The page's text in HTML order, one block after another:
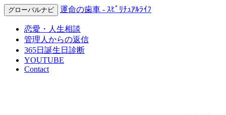
グローバルナビ 運命の歯車 - ｽﾋﾟﾘﾁｭｱﾙﾗｲﾌ
恋愛・人生相談
管理人からの返信
365日誕生日診断
YOUTUBE
Contact